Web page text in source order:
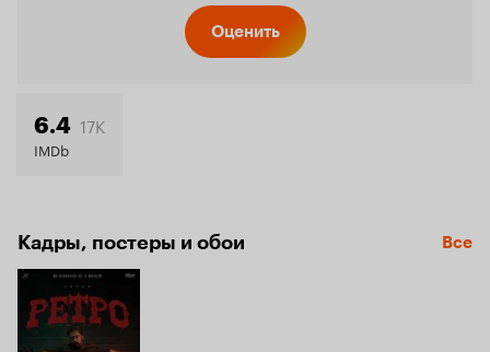
Оценить
6.4 17K
IMDb
Кадры, постеры и обои Все